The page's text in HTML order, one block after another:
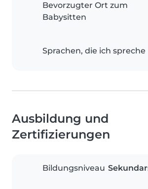
Bevorzugter Ort zum
Babysitten
Sprachen, die ich spreche
Ausbildung und
Zertifizierungen
Bildungsniveau